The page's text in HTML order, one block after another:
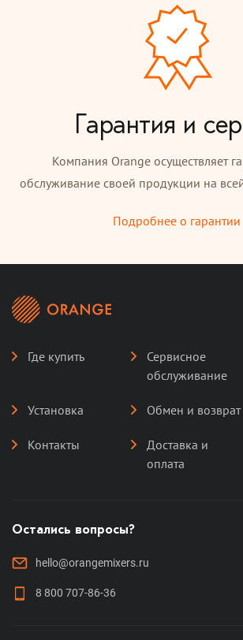
Гарантия и
Компания Orange осуществляет
обслуживание своей продукции на
Подробнее о гарантии
Где купить
Сервисное
обслуживание
Установка Обмен и возврат
Контакты
Доставка и
оплата
Остались вопросы?
hello@orangemixers.ru
8 800 707-86-36